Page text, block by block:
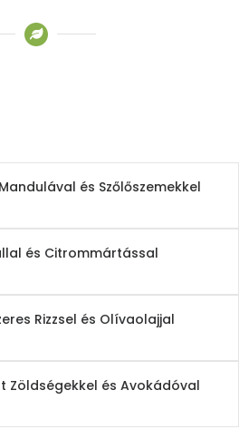
és Szőlőszemekkel
és Citrommártással
Rizzsel és Olívaolajjal
Zöldségekkel és Avokádóval